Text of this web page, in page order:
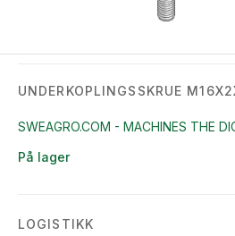
UNDERKOPLINGSSKRUE
SWEAGRO.COM - MACHINES THE
På lager
LOGISTIKK